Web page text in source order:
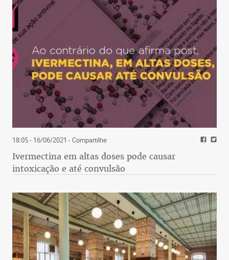
18:05 - 16/06/2021 - Compartilhe
Ivermectina em altas doses pode causar
intoxicação e até convulsão